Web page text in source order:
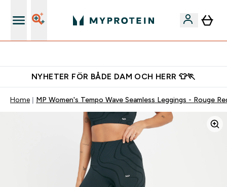
NYHETER FÖR BÅDE DAM OCH HERR 👕🏃
Home MP Women's Tempo Wave Seamless Leggings - Rouge